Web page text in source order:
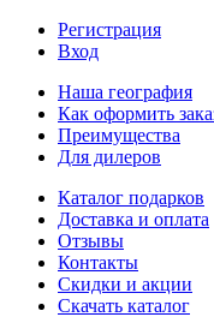
Регистрация
Вход
Наша география
Как оформить
Преимущества
Для дилеров
Каталог подарков
Доставка и оплата
Отзывы
Контакты
Скидки и акции
Скачать каталог